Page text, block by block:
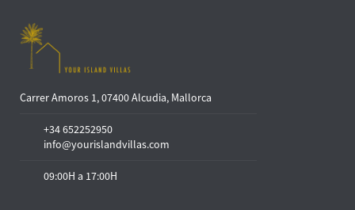
Carrer Amoros 1, 07400 Alcudia, Mallorca
+34 652252950
info@yourislandvillas.com
09:00H a 17:00H